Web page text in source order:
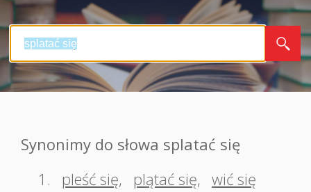
Synonimy do słowa splatać się
1.
pleść się, plątać się, wić się